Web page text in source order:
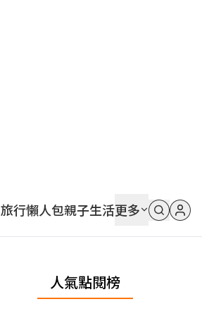
旅行懶人包親子生活更多
人氣點閱榜